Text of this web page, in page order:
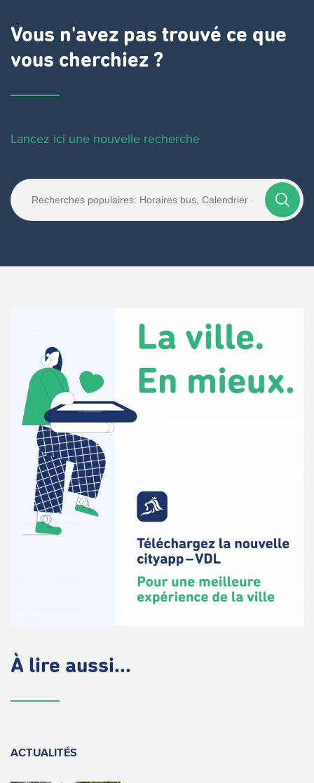
Vous n'avez pas trouvé ce que
vous cherchiez ?
Lancez ici une nouvelle recherche
À lire aussi...
ACTUALITÉS